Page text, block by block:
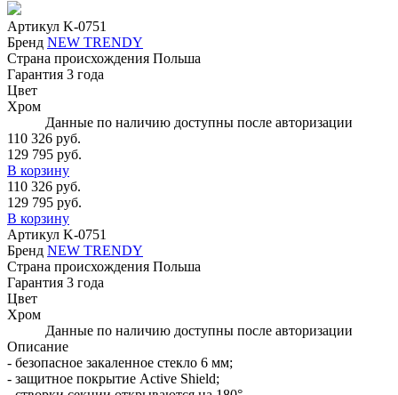
Артикул K-0751
Бренд NEW TRENDY
Страна происхождения Польша
Гарантия 3 года
Цвет
Хром
Данные по наличию доступны после авторизации
110 326 руб.
129 795 руб.
В корзину
110 326 руб.
129 795 руб.
В корзину
Артикул K-0751
Бренд NEW TRENDY
Страна происхождения Польша
Гарантия 3 года
Цвет
Хром
Данные по наличию доступны после авторизации
Описание
- безопасное закаленное стекло 6 мм;
- защитное покрытие Active Shield;